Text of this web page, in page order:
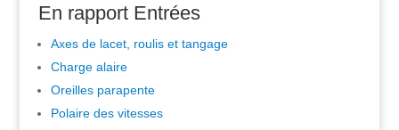
En rapport Entrées
Axes de lacet, roulis et tangage
Charge alaire
Oreilles parapente
Polaire des vitesses